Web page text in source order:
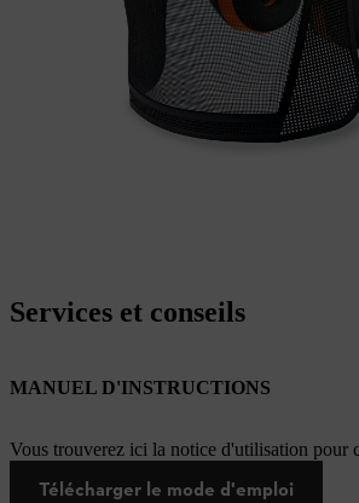
Services et conseils
MANUEL D'INSTRUCTIONS
Vous trouverez ici la notice d'utilisation pour
Télécharger le mode d'emploi